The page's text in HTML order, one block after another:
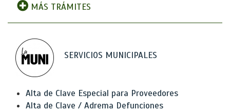
MÁS TRÁMITES
SERVICIOS MUNICIPALES
Alta de Clave Especial para Proveedores
Alta de Clave / Adrema Defunciones